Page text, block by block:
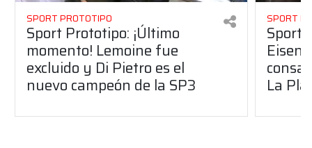
SPORT PROTOTIPO
Sport Prototipo: ¡Último
momento! Lemoine fue
excluido y Di Pietro es el
nuevo campeón de la SP3
SPORT
Sport
La